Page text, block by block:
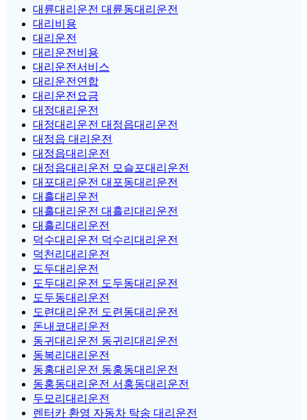
대륜대리운전 대륜동대리운전
대리비용
대리운전
대리운전비용
대리운전서비스
대리운전연합
대리운전요금
대정대리운전
대정대리운전 대정읍대리운전
대정읍 대리운전
대정읍대리운전
대정읍대리운전 모슬포대리운전
대포대리운전 대포동대리운전
대흘대리운전
대흘대리운전 대흘리대리운전
대흘리대리운전
덕수대리운전 덕수리대리운전
덕천리대리운전
도두대리운전
도두대리운전 도두동대리운전
도두동대리운전
도련대리운전 도련동대리운전
돈내코대리운전
동귀대리운전 동귀리대리운전
동복리대리운전
동홍대리운전 동홍동대리운전
동홍동대리운전 서홍동대리운전
두모리대리운전
렌터카 환영 자동차 탁송 대리운전